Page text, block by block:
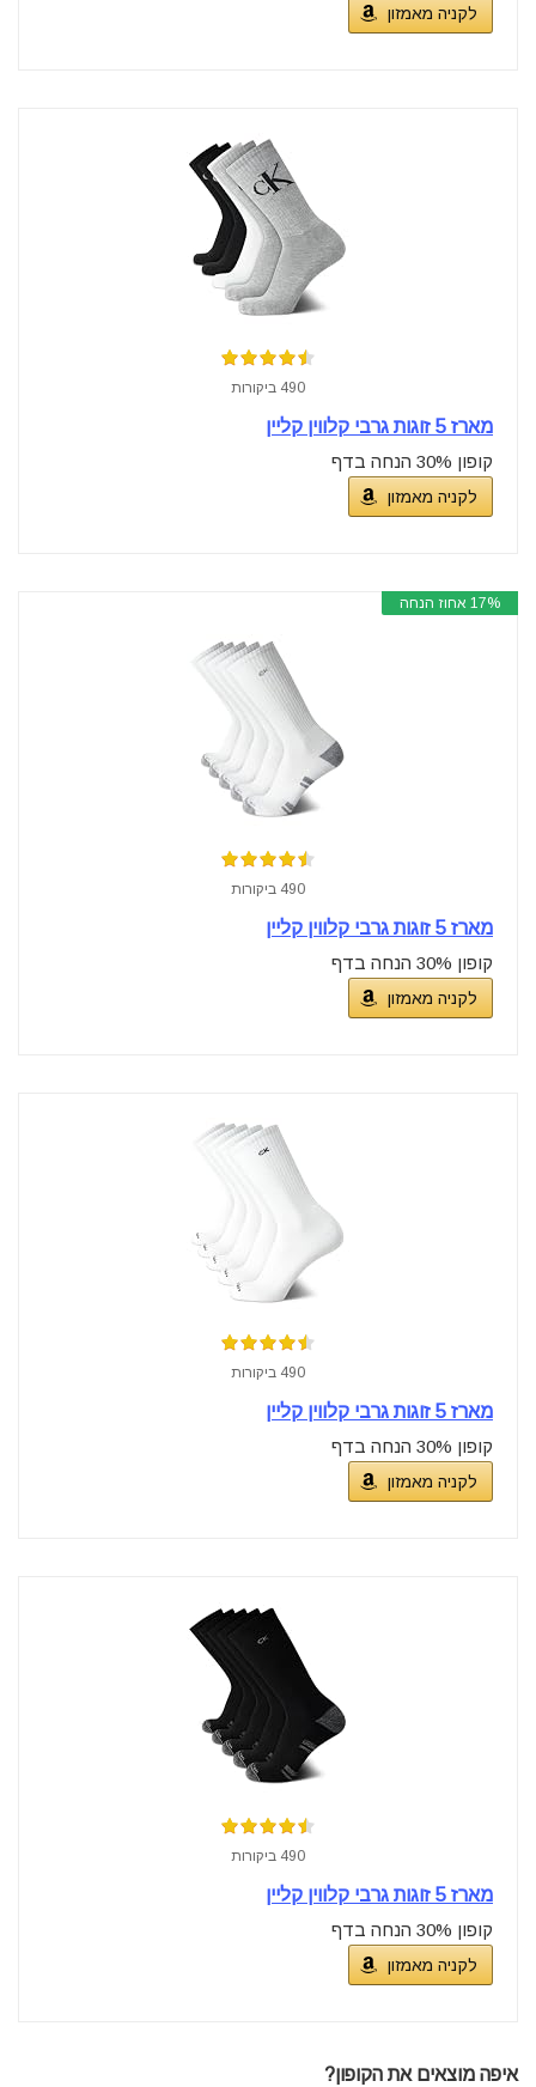
לקניה מאמזון
490 ביקורות
מארז 5 זוגות גרבי קלווין קליין
קופון 30% הנחה בדף
לקניה מאמזון
17% אחוז הנחה
490 ביקורות
מארז 5 זוגות גרבי קלווין קליין
קופון 30% הנחה בדף
לקניה מאמזון
490 ביקורות
מארז 5 זוגות גרבי קלווין קליין
קופון 30% הנחה בדף
לקניה מאמזון
490 ביקורות
מארז 5 זוגות גרבי קלווין קליין
קופון 30% הנחה בדף
לקניה מאמזון
איפה מוצאים את הקופון?